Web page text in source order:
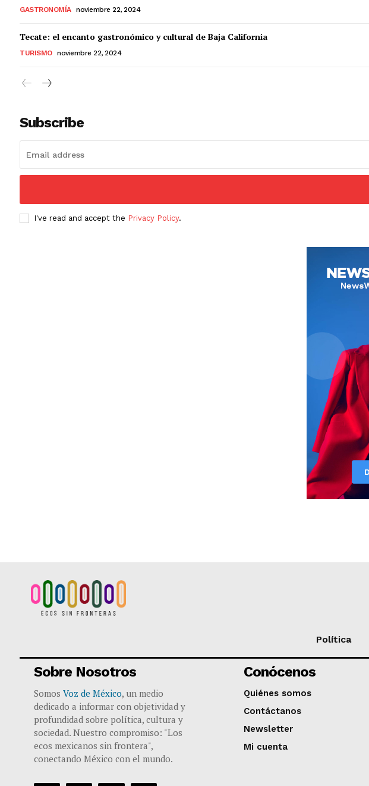
GASTRONOMÍA noviembre 22, 2024
Tecate: el encanto gastronómico y cultural de Baja California
TURISMO noviembre 22, 2024
Subscribe
I've read and accept the Privacy Policy.
Política
Sobre Nosotros
Somos Voz de México, un medio
dedicado a informar con objetividad y
profundidad sobre política, cultura y
sociedad. Nuestro compromiso: "Los
ecos mexicanos sin frontera",
conectando México con el mundo.
Conócenos
Quiénes somos
Contáctanos
Newsletter
Mi cuenta